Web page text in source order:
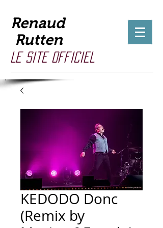
Renaud
Rutten
Le site officiel
KEDODO Donc
(Remix by